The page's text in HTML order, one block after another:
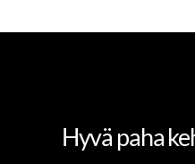
Hyvä paha